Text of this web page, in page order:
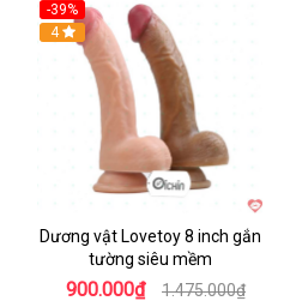
-39%
Hot
4
Dương vật Lovetoy 8 inch gắn
tường siêu mềm
900.000₫ 1.475.000₫